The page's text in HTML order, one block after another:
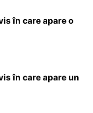
în care apare o
în care apare un